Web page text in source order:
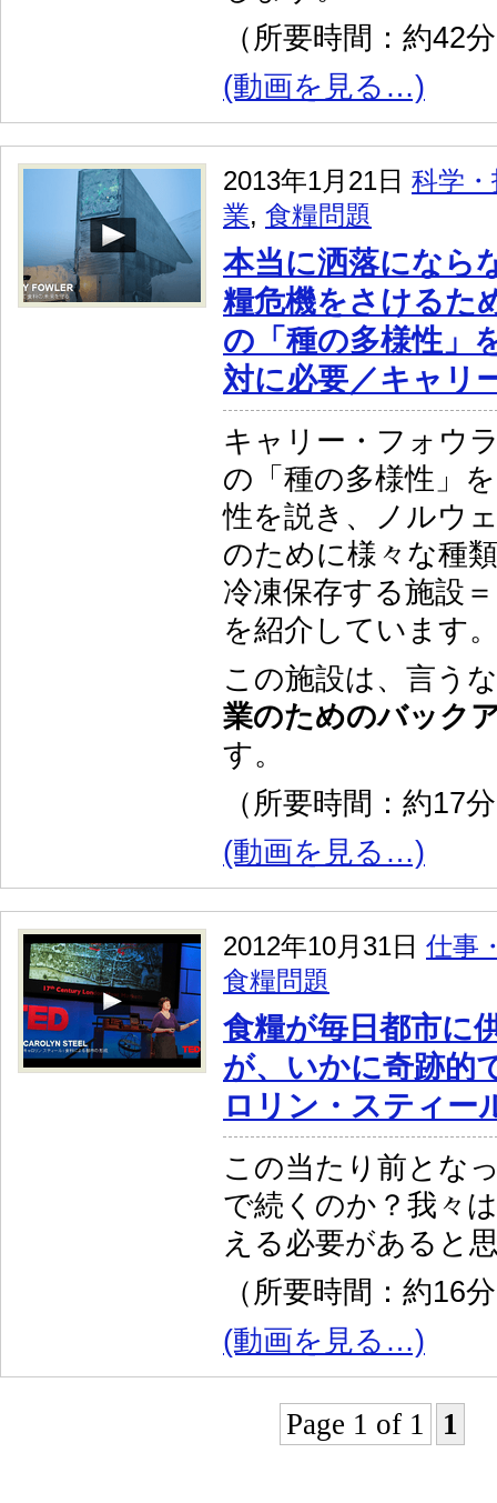
（所要時間：約42
(動画を見る…)
2013年1月21日 科学
業, 食糧問題
本当に洒落になら
糧危機をさけるた
の「種の多様性」
対に必要／キャリ
キャリー・フォウ
の「種の多様性」
性を説き、ノルウ
のために様々な種
冷凍保存する施設
を紹介しています
この施設は、言う
業のためのバック
す。
（所要時間：約17
(動画を見る…)
2012年10月31日 仕事
食糧問題
食糧が毎日都市に
が、いかに奇跡的
ロリン・スティー
この当たり前とな
で続くのか？我々
える必要があると
（所要時間：約16
(動画を見る…)
Page 1 of 1 1